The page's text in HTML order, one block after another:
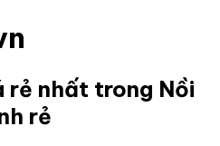
rẻ nhất trong Nồi
rẻ